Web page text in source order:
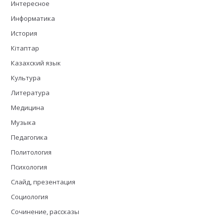
Интересное
Информатика
История
Кітаптар
Казахский язык
Культура
Литература
Медицина
Музыка
Педагогика
Политология
Психология
Слайд, презентация
Социология
Сочинение, рассказы